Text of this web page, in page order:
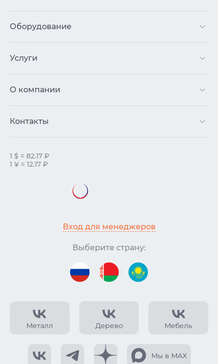
Металл Дерево Мебель
Мы в MAX
Оборудование
Услуги
О компании
Контакты
1 $ = 82.17 ₽
1 ¥ = 12.17 ₽
Вход для менеджеров
Выберите страну: